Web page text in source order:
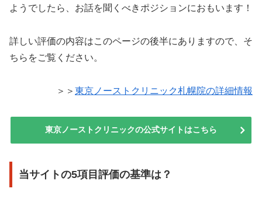
ようでしたら、お話を聞くべきポジションにおもいます！
詳しい評価の内容はこのページの後半にありますので、そ
ちらをご覧ください。
＞＞ 東京ノーストクリニック札幌院の詳細情報
東京ノーストクリニックの公式サイトはこちら
当サイトの5項目評価の基準は？